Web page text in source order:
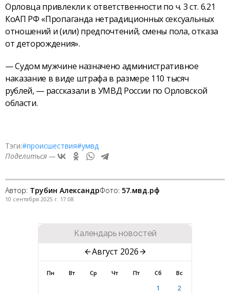
Орловца привлекли к ответственности по ч. 3 ст. 6.21
КоАП РФ «Пропаганда нетрадиционных сексуальных
отношений и (или) предпочтений, смены пола, отказа
от деторождения».
— Судом мужчине назначено административное
наказание в виде штрафа в размере 110 тысяч
рублей, — рассказали в УМВД России по Орловской
области.
Тэги:#происшествия#умвд
Поделиться —
Автор: Трубин АлександрФото: 57.мвд.рф
10 сентября 2025 г. 17:08
Календарь новостей
Август 2026
Пн Вт Ср Чт Пт Сб Вс
1
2